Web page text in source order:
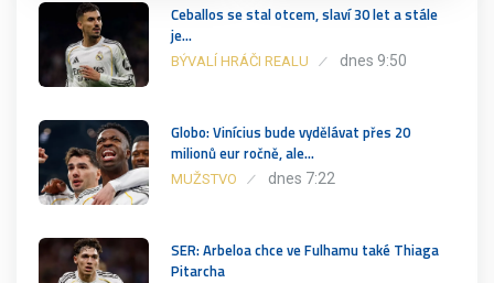
Ceballos se stal otcem, slaví 30 let a stále
je…
BÝVALÍ HRÁČI REALU dnes 9:50
Globo: Vinícius bude vydělávat přes 20
milionů eur ročně, ale…
MUŽSTVO dnes 7:22
SER: Arbeloa chce ve Fulhamu také Thiaga
Pitarcha